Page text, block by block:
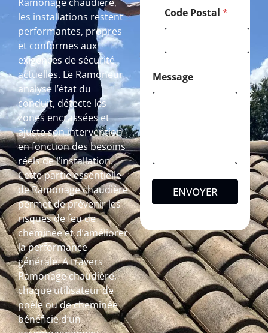
Ramonage chaudière,
les installations restent
performantes, propres
et conformes aux
exigences de sécurité
actuelles. Le Ramoneur
analyse l’état du
conduit, détecte les
zones encrassées et
ajuste son intervention
en fonction des besoins
réels de l’installation.
Cette partie essentielle
de Ramonage chaudière
permet de prévenir les
risques de feu de
cheminée et d’améliorer
la performance
générale. À travers
Ramonage chaudière,
chaque utilisateur de
poêle ou de cheminée
bénéficie d’un
Code Postal *
Message
ENVOYER